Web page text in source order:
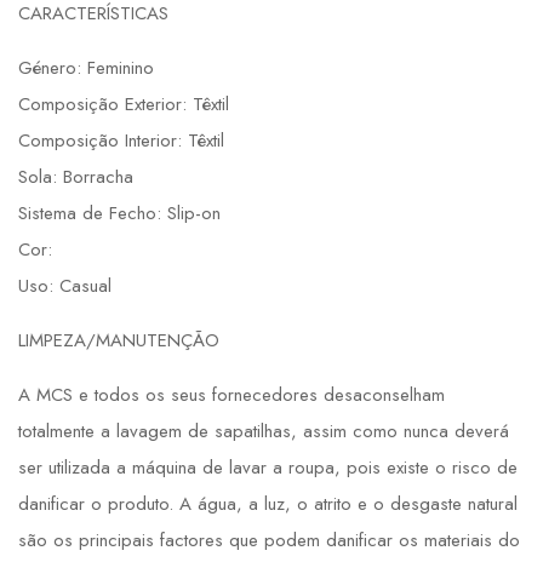
CARACTERÍSTICAS
Género: Feminino
Composição Exterior: Têxtil
Composição Interior: Têxtil
Sola: Borracha
Sistema de Fecho: Slip-on
Cor:
Uso: Casual
LIMPEZA/MANUTENÇÃO
A MCS e todos os seus fornecedores desaconselham
totalmente a lavagem de sapatilhas, assim como nunca deverá
ser utilizada a máquina de lavar a roupa, pois existe o risco de
danificar o produto. A água, a luz, o atrito e o desgaste natural
são os principais factores que podem danificar os materiais do